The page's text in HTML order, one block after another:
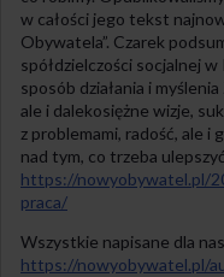
w całości jego tekst
Obywatela”. Czarek
spółdzielczości socjalnej
sposób działania i
ale i dalekosiężne wizje,
z problemami, radość, ale i
nad tym, co trzeba
https://nowyobywatel.pl/
praca/
Wszystkie napisane dla
https://nowyobywatel.pl/